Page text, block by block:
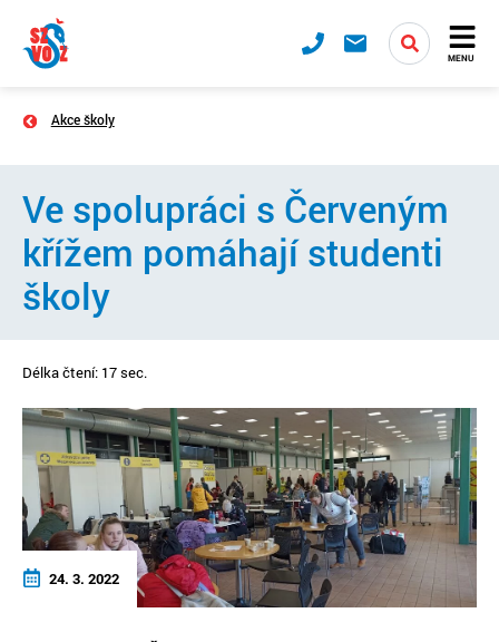
MENU
Akce školy
Ve spolupráci s Červeným
křížem pomáhají studenti
školy
Délka čtení: 17 sec.
24. 3. 2022